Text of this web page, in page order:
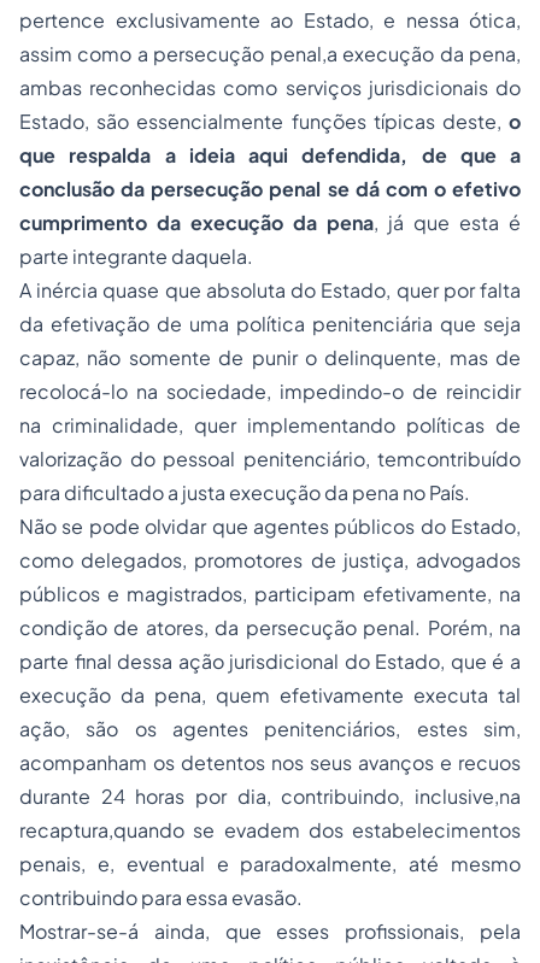
pertence exclusivamente ao Estado, e nessa ótica,
assim como a persecução penal,a execução da pena,
ambas reconhecidas como serviços jurisdicionais do
Estado, são essencialmente funções típicas deste, o
que respalda a ideia aqui defendida, de que a
conclusão da persecução penal se dá com o efetivo
cumprimento da execução da pena, já que esta é
parte integrante daquela.
A inércia quase que absoluta do Estado, quer por falta
da efetivação de uma política penitenciária que seja
capaz, não somente de punir o delinquente, mas de
recolocá-lo na sociedade, impedindo-o de reincidir
na criminalidade, quer implementando políticas de
valorização do pessoal penitenciário, temcontribuído
para dificultado a justa execução da pena no País.
Não se pode olvidar que agentes públicos do Estado,
como delegados, promotores de justiça, advogados
públicos e magistrados, participam efetivamente, na
condição de atores, da persecução penal. Porém, na
parte final dessa ação jurisdicional do Estado, que é a
execução da pena, quem efetivamente executa tal
ação, são os agentes penitenciários, estes sim,
acompanham os detentos nos seus avanços e recuos
durante 24 horas por dia, contribuindo, inclusive,na
recaptura,quando se evadem dos estabelecimentos
penais, e, eventual e paradoxalmente, até mesmo
contribuindo para essa evasão.
Mostrar-se-á ainda, que esses profissionais, pela